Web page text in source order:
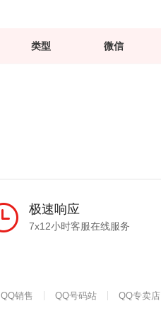
类型 微信
极速响应
7x12小时客服在线服务
QQ销售 QQ号码站 QQ专卖店